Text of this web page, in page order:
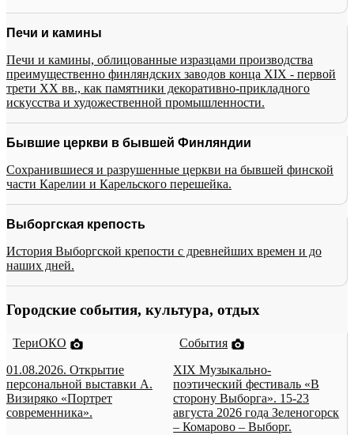
Печи и камины
Печи и камины, облицованные изразцами производства
преимущественно финляндских заводов конца XIX - первой
трети XX вв., как памятники декоративно-прикладного
искусства и художественной промышленности.
Бывшие церкви в бывшей Финляндии
Сохранившиеся и разрушенные церкви на бывшей финской
части Карелии и Карельского перешейка.
Выборгская крепость
История Выборгской крепости с древнейших времен и до
наших дней.
Городские события, культура, отдых
ТериОКО
01.08.2026. Открытие
персональной выставки А.
Визиряко «Портрет
современника».
События
XIX Музыкально-
поэтический фестиваль «В
сторону Выборга». 15-23
августа 2026 года Зеленогорск
– Комарово – Выборг.